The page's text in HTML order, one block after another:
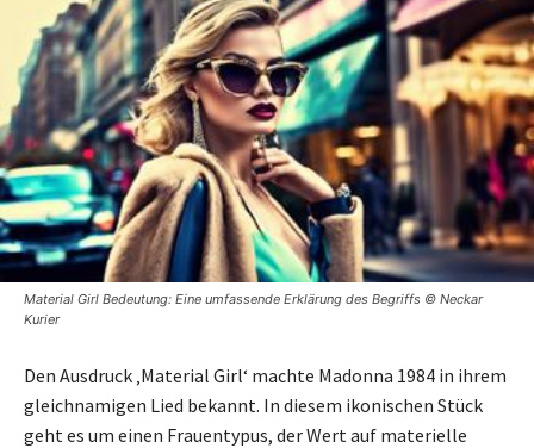
Material Girl Bedeutung: Eine umfassende Erklärung des Begriffs © Neckar
Kurier
Den Ausdruck ‚Material Girl‘ machte Madonna 1984 in ihrem
gleichnamigen Lied bekannt. In diesem ikonischen Stück
geht es um einen Frauentypus, der Wert auf materielle